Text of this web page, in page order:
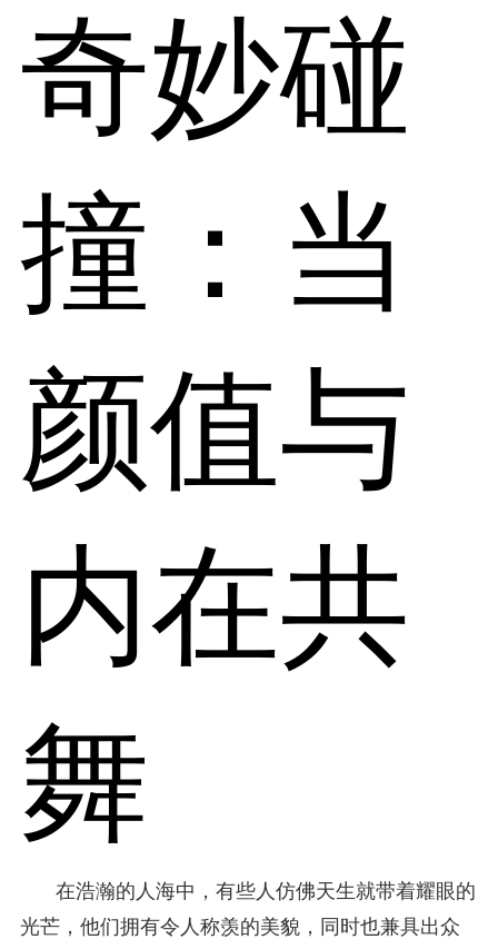
奇妙碰
撞：当
颜值与
内在共
舞
在浩瀚的人海中，有些人仿佛天生就带着耀眼的
光芒，他们拥有令人称羡的美貌，同时也兼具出众